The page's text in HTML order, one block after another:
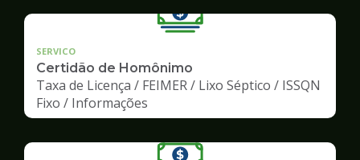
SERVICO
Certidão de Homônimo
Taxa de Licença / FEIMER / Lixo Séptico / ISSQN
Fixo / Informações